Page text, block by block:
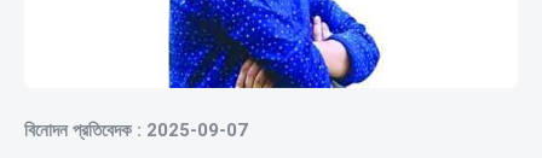
বিনোদন প্রতিবেদক : 2025-09-07